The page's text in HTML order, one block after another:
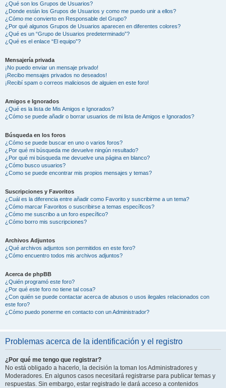
¿Qué son los Grupos de Usuarios?
¿Donde están los Grupos de Usuarios y como me puedo unir a ellos?
¿Cómo me convierto en Responsable del Grupo?
¿Por qué algunos Grupos de Usuarios aparecen en diferentes colores?
¿Qué es un “Grupo de Usuarios predeterminado”?
¿Qué es el enlace “El equipo”?
Mensajería privada
¡No puedo enviar un mensaje privado!
¡Recibo mensajes privados no deseados!
¡Recibí spam o correos maliciosos de alguien en este foro!
Amigos e Ignorados
¿Qué es la lista de Mis Amigos e Ignorados?
¿Cómo se puede añadir o borrar usuarios de mi lista de Amigos e Ignorados?
Búsqueda en los foros
¿Cómo se puede buscar en uno o varios foros?
¿Por qué mi búsqueda me devuelve ningún resultado?
¿Por qué mi búsqueda me devuelve una página en blanco?
¿Cómo busco usuarios?
¿Como se puede encontrar mis propios mensajes y temas?
Suscripciones y Favoritos
¿Cuál es la diferencia entre añadir como Favorito y suscribirme a un tema?
¿Cómo marcar Favoritos o suscribirse a temas específicos?
¿Cómo me suscribo a un foro específico?
¿Cómo borro mis suscripciones?
Archivos Adjuntos
¿Qué archivos adjuntos son permitidos en este foro?
¿Cómo encuentro todos mis archivos adjuntos?
Acerca de phpBB
¿Quién programó este foro?
¿Por qué este foro no tiene tal cosa?
¿Con quién se puede contactar acerca de abusos o usos ilegales relacionados con
este foro?
¿Cómo puedo ponerme en contacto con un Administrador?
Problemas acerca de la identificación y el registro
¿Por qué me tengo que registrar?
No está obligado a hacerlo, la decisión la toman los Administradores y
Moderadores. En algunos casos necesitará registrarse para publicar temas y
respuestas. Sin embargo, estar registrado le dará acceso a contenidos